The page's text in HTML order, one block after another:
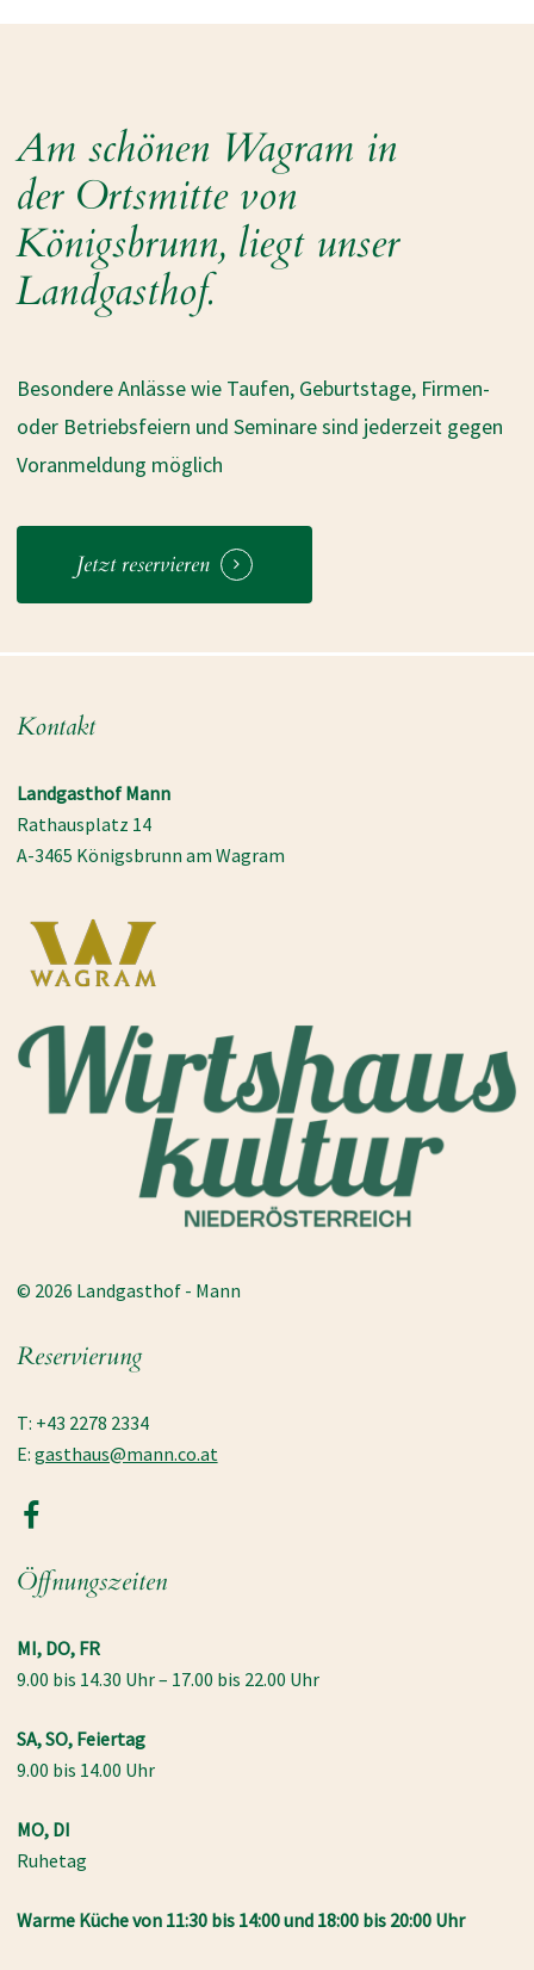
Am schönen Wagram in
der Ortsmitte von
Königsbrunn, liegt unser
Landgasthof.
Besondere Anlässe wie Taufen, Geburtstage, Firmen-
oder Betriebsfeiern und Seminare sind jederzeit gegen
Voranmeldung möglich
Jetzt reservieren
Kontakt
Landgasthof Mann
Rathausplatz 14
A-3465 Königsbrunn am Wagram
© 2026 Landgasthof - Mann
Reservierung
T: +43 2278 2334
E: gasthaus@mann.co.at
Öffnungszeiten
MI, DO, FR
9.00 bis 14.30 Uhr – 17.00 bis 22.00 Uhr
SA, SO, Feiertag
9.00 bis 14.00 Uhr
MO, DI
Ruhetag
Warme Küche von 11:30 bis 14:00 und 18:00 bis 20:00 Uhr